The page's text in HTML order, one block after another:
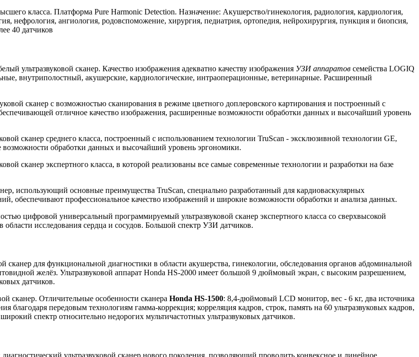
класса. Платформа Pure Harmonic Detection. Назначение: Акушерство/гинекология, радиология, кардиология,
нефрология, ангиология, родовспоможение, хирургия, педиатрия, ортопедия, нейрохирургия, пункция и биопсия,
40 датчиков
ультразвуковой сканер. Качество изображения адекватно качеству изображения УЗИ аппаратов семейства LOGIQ
внутриполостный, акушерские, кардиологические, интраоперационные, ветеринарные. Расширенный
сканер с возможностью сканирования в режиме цветного доплеровского картирования и построенный с
отличное качество изображения, расширенные возможности обработки данных и высочайший уровень
сканер среднего класса, построенный с использованием технологии TruScan - эксклюзивной технологии GE,
обработки данных и высочайший уровень эргономики.
сканер экспертного класса, в которой реализованы все самые современные технологии и разработки на базе
использующий основные преимущества TruScan, специально разработанный для кардиоваскулярных
обеспечивают профессиональное качество изображений и широкие возможности обработки и анализа данных.
цифровой универсальный программируемый ультразвуковой сканер экспертного класса со сверхвысокой
исследования сердца и сосудов. Большой спектр УЗИ датчиков.
сканер для функциональной диагностики в области акушерства, гинекологии, обследования органов абдоминальной
желёз. Ультразвуковой аппарат Honda HS-2000 имеет большой 9 дюймовый экран, с высоким разрешением,
датчиков.
сканер. Отличительные особенности сканера Honda HS-1500: 8,4-дюймовый LCD монитор, вес - 6 кг, два источника
благодаря передовым технологиям гамма-коррекция; корреляция кадров, строк, память на 60 ультразвуковых кадров,
спектр относительно недорогих мультичастотных ультразвуковых датчиков.
ультразвуковой сканер нового поколения, позволяющий проводить конвексное и линейное